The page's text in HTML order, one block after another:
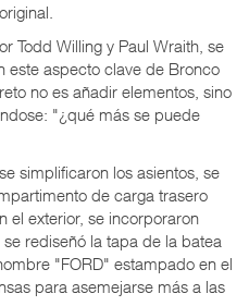
Todd Willing y Paul Wraith, se
este aspecto clave de Bronco
no es añadir elementos, sino
"¿qué más se puede
simplificaron los asientos, se
de carga trasero
el exterior, se incorporaron
rediseñó la tapa de la batea
"FORD" estampado en el
para asemejarse más a las